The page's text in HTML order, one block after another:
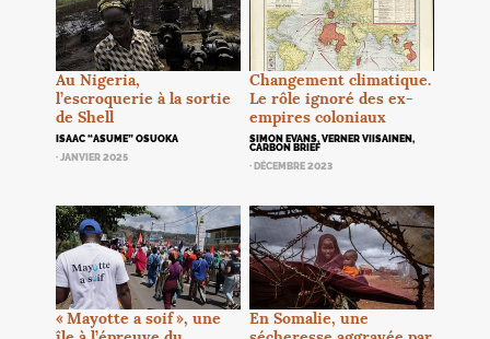
Au Nigeria,
l’escroquerie à la sortie
de Shell
ISAAC “ASUME” OSUOKA
· JANVIER 2025
Changement climatique.
Le rôle ignoré des ex-
empires coloniaux
SIMON EVANS, VERNER VIISAINEN,
CARBON BRIEF
· DÉCEMBRE 2023
«Mayotte a soif», une
En Somalie, une